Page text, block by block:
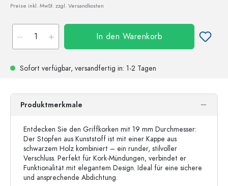
Preise inkl. MwSt. zzgl. Versandkosten
In den Warenkorb
Sofort verfügbar, versandfertig in: 1-2 Tagen
Produktmerkmale
Entdecken Sie den Griffkorken mit 19 mm Durchmesser:
Der Stopfen aus Kunststoff ist mit einer Kappe aus
schwarzem Holz kombiniert – ein runder, stilvoller
Verschluss. Perfekt für Kork-Mündungen, verbindet er
Funktionalität mit elegantem Design. Ideal für eine sichere
und ansprechende Abdichtung.